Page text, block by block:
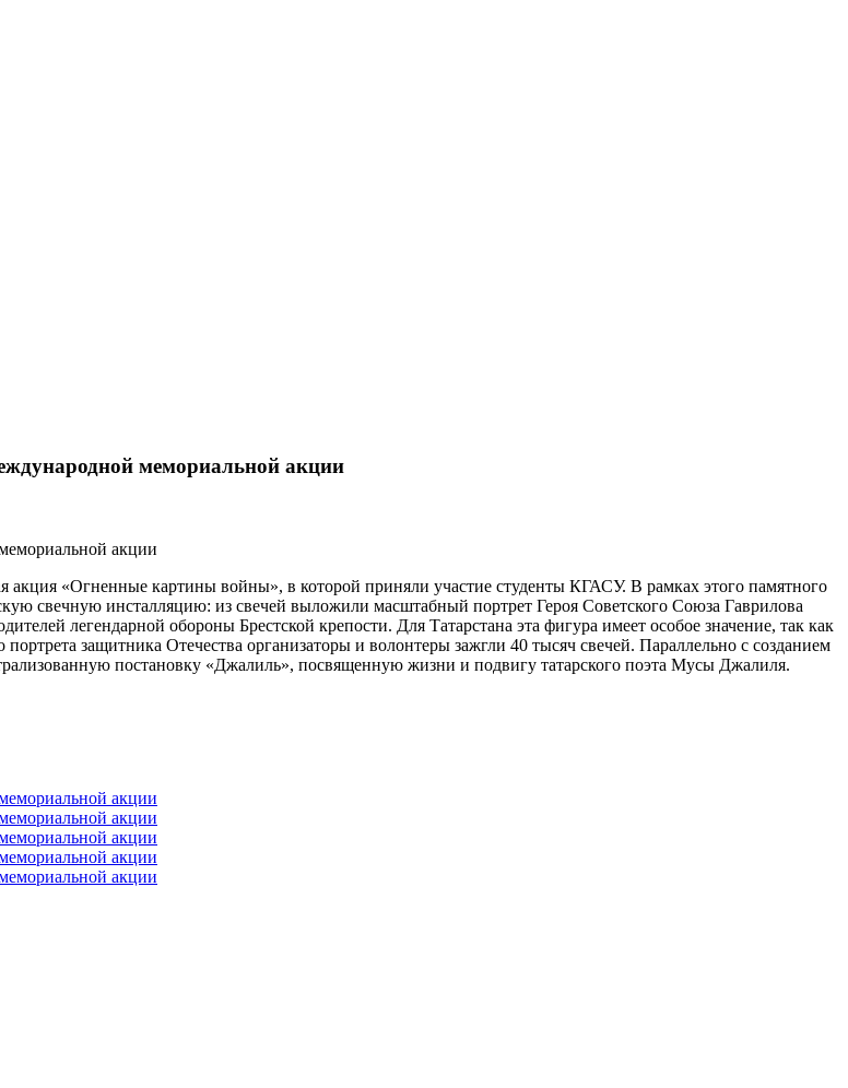
мемориальной акции
«Огненные картины войны», в которой приняли участие студенты КГАСУ. В рамках этого памятного
свечную инсталляцию: из свечей выложили масштабный портрет Героя Советского Союза Гаврилова
легендарной обороны Брестской крепости. Для Татарстана эта фигура имеет особое значение, так как
защитника Отечества организаторы и волонтеры зажгли 40 тысяч свечей. Параллельно с созданием
постановку «Джалиль», посвященную жизни и подвигу татарского поэта Мусы Джалиля.